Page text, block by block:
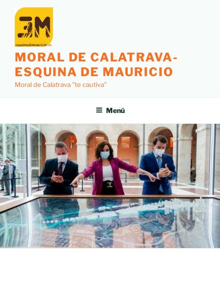
MORAL DE CALATRAVA-
ESQUINA DE MAURICIO
Moral de Calatrava "te cautiva"
Menú